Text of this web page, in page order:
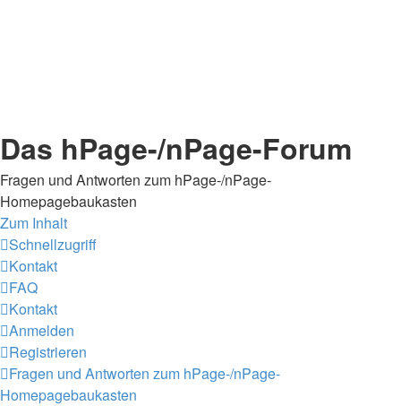
Das hPage-/nPage-Forum
Fragen und Antworten zum hPage-/nPage-
Homepagebaukasten
Zum Inhalt
Schnellzugriff
Kontakt
FAQ
Kontakt
Anmelden
Registrieren
Fragen und Antworten zum hPage-/nPage-
Homepagebaukasten